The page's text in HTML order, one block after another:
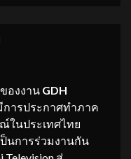
องงาน GDH
การประกาศทำภาค
ในประเทศไทย
ป็นการร่วมงานกัน